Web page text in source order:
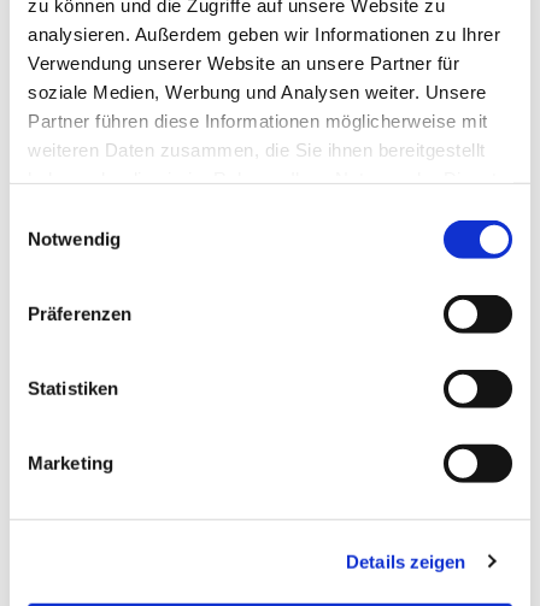
zu können und die Zugriffe auf unsere Website zu
analysieren. Außerdem geben wir Informationen zu Ihrer
Verwendung unserer Website an unsere Partner für
soziale Medien, Werbung und Analysen weiter. Unsere
Partner führen diese Informationen möglicherweise mit
weiteren Daten zusammen, die Sie ihnen bereitgestellt
Notwendig
Präferenzen
Statistiken
Marketing
Details zeigen
Dies könnte Sie auch
interessieren